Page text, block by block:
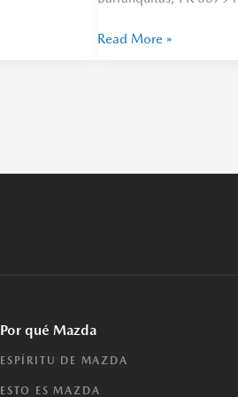
Read More »
Por qué Mazda
ESPÍRITU DE MAZDA
ESTO ES MAZDA